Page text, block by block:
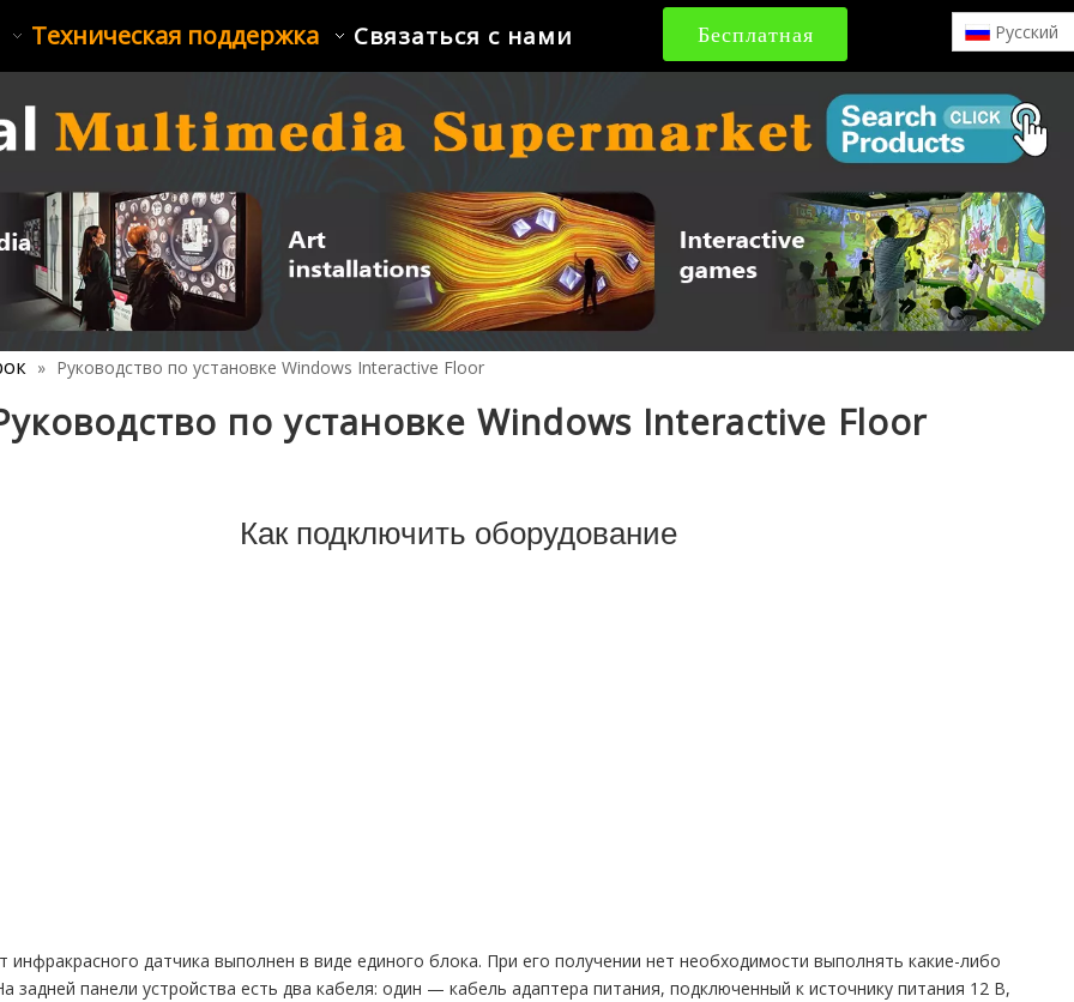
Техническая поддержка Связаться с нами
Бесплатная
Pусский
» Руководство по установке Windows Interactive Floor
по установке Windows Interactive Floor
Как подключить оборудование
инфракрасного датчика выполнен в виде единого блока. При его получении нет необходимости выполнять какие-либо
задней панели устройства есть два кабеля: один — кабель адаптера питания, подключенный к источнику питания 12 В,